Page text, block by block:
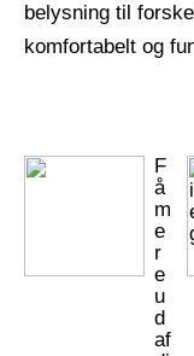
belysning til
komfortabelt og
F
å
m
e
r
e
u
d
af